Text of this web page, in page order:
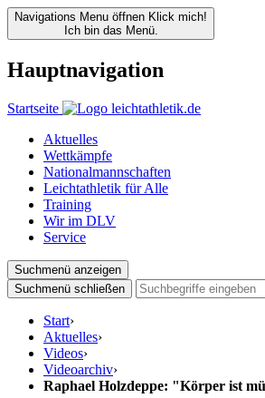
Navigations Menu öffnen Klick mich!
Ich bin das Menü.
Hauptnavigation
Startseite
Aktuelles
Wettkämpfe
Nationalmannschaften
Leichtathletik für Alle
Training
Wir im DLV
Service
Suchmenü anzeigen
Suchmenü schließen
Start›
Aktuelles›
Videos›
Videoarchiv›
Raphael Holzdeppe: "Körper ist